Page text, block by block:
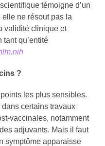
témoigne d’un
ne résout pas la
validité clinique et
qu’entité
?
les plus sensibles.
certains travaux
vaccinales, notamment
adjuvants. Mais il faut
symptôme apparaisse